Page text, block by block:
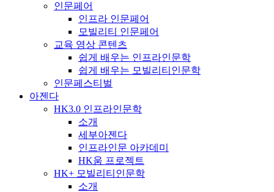
인문페어
인프라 인문페어
모빌리티 인문페어
교육 영상 콘텐츠
쉽게 배우는 인프라인문학
쉽게 배우는 모빌리티인문학
인문페스티벌
아젠다
HK3.0 인프라인문학
소개
세부아젠다
인프라인문 아카데미
HK움 프로젝트
HK+ 모빌리티인문학
소개